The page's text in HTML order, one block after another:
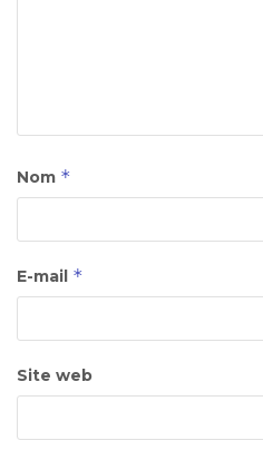
Nom *
E-mail *
Site web